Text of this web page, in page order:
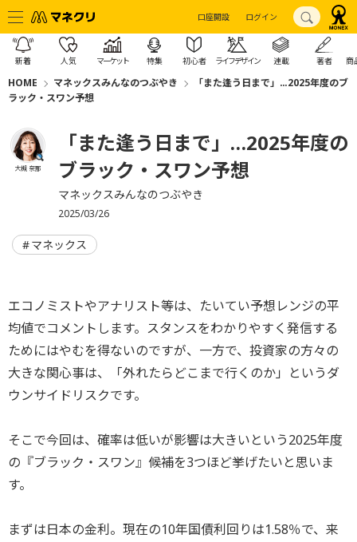
口座開設 ログイン
新着 人気 マーケット 特集 初心者 ライフデザイン 連載 著者 商
HOME マネックスみんなのつぶやき
「また逢う日まで」…2025年度のブ
ラック・スワン予想
大槻 奈那
「また逢う日まで」…2025年度の
ブラック・スワン予想
マネックスみんなのつぶやき
2025/03/26
マネックス
エコノミストやアナリスト等は、たいてい予想レンジの平
均値でコメントします。スタンスをわかりやすく発信する
ためにはやむを得ないのですが、一方で、投資家の方々の
大きな関心事は、「外れたらどこまで行くのか」というダ
ウンサイドリスクです。
そこで今回は、確率は低いが影響は大きいという2025年度
の『ブラック・スワン』候補を3つほど挙げたいと思いま
す。
まずは日本の金利。現在の10年国債利回りは1.58％で、来